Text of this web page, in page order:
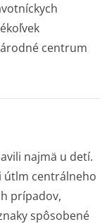
centrum
najmä u detí.
útlm centrálneho
prípadov,
spôsobené